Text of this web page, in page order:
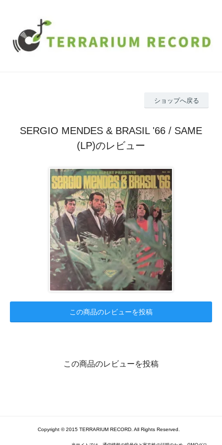
ショップへ戻る
SERGIO MENDES & BRASIL '66 / SAME
(LP)のレビュー
この商品のレビューを投稿
この商品のレビューを投稿
Copyright © 2015 TERRARIUM RECORD. All Rights Reserved.